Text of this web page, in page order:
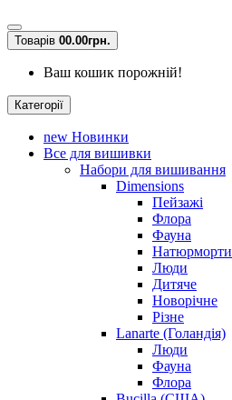
Товарів 00.00грн.
Ваш кошик порожній!
Категорії
new Новинки
Все для вишивки
Набори для вишивання
Dimensions
Пейзажі
Флора
Фауна
Натюрморти
Люди
Дитяче
Новорічне
Різне
Lanarte (Голандія)
Люди
Фауна
Флора